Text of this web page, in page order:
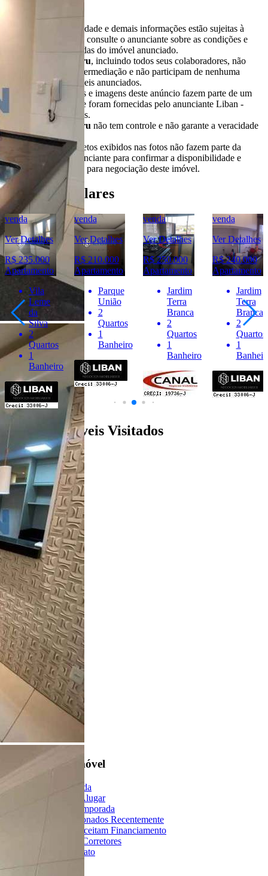
* Valores, disponibilidade e demais informações estão sujeitas à
alterações. SEMPRE consulte o anunciante sobre as condições e
informações atualizadas do imóvel anunciado.
Portal Casa Bauru, incluindo todos seus colaboradores, não
realizam qualquer intermediação e não participam de nenhuma
negociação dos imóveis anunciados.
Todas as informações e imagens deste anúncio fazem parte de um
anúncio publicitário e foram fornecidas pelo anunciante Liban -
Negócios Imobiliários.
Portal Casa Bauru não tem controle e não garante a veracidade
destas informações.
Móveis e demais objetos exibidos nas fotos não fazem parte da
oferta. Contate o anunciante para confirmar a disponibilidade e
condições detalhadas para negociação deste imóvel.
Imóveis Similares
venda
Ver Detalhes
R$ 235.000
Apartamento
Vila
Leme
da
Silva
2
Quartos
1
Banheiro
venda
Ver Detalhes
R$ 210.000
Apartamento
Parque
União
2
Quartos
1
Banheiro
venda
Ver Detalhes
R$ 250.000
Apartamento
Jardim
Terra
Branca
2
Quartos
1
Banheiro
venda
Ver Detalhes
R$ 240.000
Apartamento
Jardim
Terra
Branca
2
Quartos
1
Últimos Imóveis Visitados
venda
Ver Detalhes
R$ 210.000
Apartamento
Parque das Nações
2 Quartos
1 Banheiro
Encontre um Imóvel
Imóveis à Venda
Imóveis para Alugar
Imóveis de Temporada
Imóveis Adicionados Recentemente
Imóveis que Aceitam Financiamento
Imobiliárias e Corretores
Entre em Contato